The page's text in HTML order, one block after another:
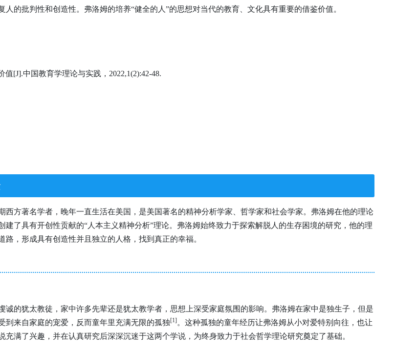
的批判性和创造性。弗洛姆的培养“健全的人”的思想对当代的教育、文化具有重要的借鉴价值。
[J].中国教育学理论与实践，2022,1(2):42-48.
西方著名学者，晚年一直生活在美国，是美国著名的精神分析学家、哲学家和社会学家。弗洛姆在他的理论
了具有开创性贡献的“人本主义精神分析”理论。弗洛姆始终致力于探索解脱人的生存困境的研究，他的理
，形成具有创造性并且独立的人格，找到真正的幸福。
诚的犹太教徒，家中许多先辈还是犹太教学者，思想上深受家庭氛围的影响。弗洛姆在家中是独生子，但是
到来自家庭的宠爱，反而童年里充满无限的孤独[1] 。这种孤独的童年经历让弗洛姆从小对爱特别向往，也让
满了兴趣，并在认真研究后深深沉迷于这两个学说，为终身致力于社会哲学理论研究奠定了基础。